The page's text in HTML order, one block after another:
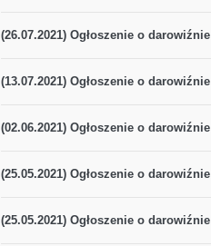
(26.07.2021) Ogłoszenie o darowiźnie
(13.07.2021) Ogłoszenie o darowiźnie
(02.06.2021) Ogłoszenie o darowiźnie
(25.05.2021) Ogłoszenie o darowiźnie
(25.05.2021) Ogłoszenie o darowiźnie